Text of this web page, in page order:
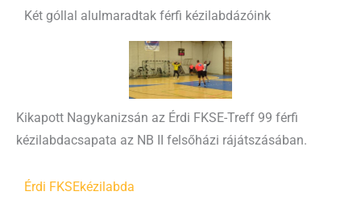
Két góllal alulmaradtak férfi kézilabdázóink
Kikapott Nagykanizsán az Érdi FKSE-Treff 99 férfi
kézilabdacsapata az NB II felsőházi rájátszásában.
Érdi FKSEkézilabda